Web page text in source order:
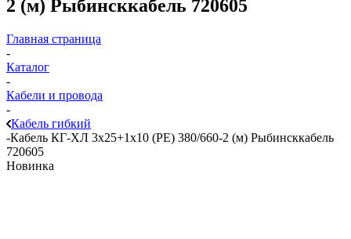
2 (м) Рыбинсккабель 720605
Главная страница
-
Каталог
-
Кабели и провода
-
Кабель гибкий
-Кабель КГ-ХЛ 3х25+1х10 (PE) 380/660-2 (м) Рыбинсккабель
720605
Новинка